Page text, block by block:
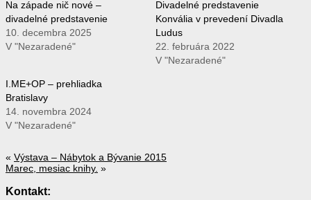
Na západe nič nové –
divadelné predstavenie
10. decembra 2025
V "Nezaradené"
Divadelné predstavenie
Konvália v prevedení Divadla
Ludus
22. februára 2022
V "Nezaradené"
I.ME+OP – prehliadka
Bratislavy
14. novembra 2024
V "Nezaradené"
« Výstava – Nábytok a Bývanie 2015
Marec, mesiac knihy. »
Kontakt: